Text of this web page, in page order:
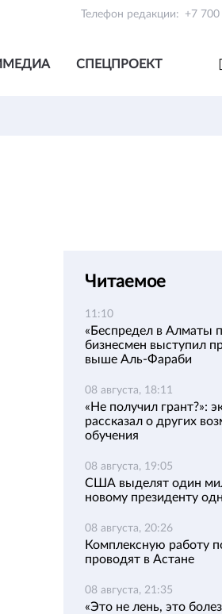
Телефон редакции: +7
СПЕЦПРОЕКТ
Читаемое
11:10
«Беспредел в Алматы
бизнесмен выступил
выше Аль-Фараби
08 августа, 18:11
«Не получил грант?»:
рассказал о других
обучения
08 августа, 19:05
США выделят один
новому президенту
08 августа, 20:26
Комплексную работу
проводят в Астане
08 августа, 21:35
«Это не лень, это